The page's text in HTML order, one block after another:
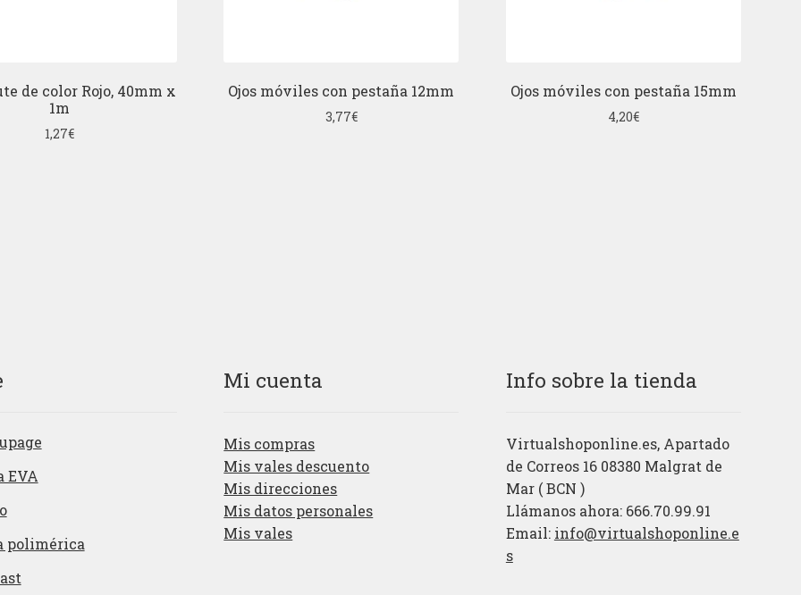
de color Rojo, 40mm x
1m
1,27€
Ojos móviles con pestaña 12mm
3,77€
Ojos móviles con pestaña 15mm
4,20€
EVA
polimérica
Mi cuenta
Mis compras
Mis vales descuento
Mis direcciones
Mis datos personales
Mis vales
Info sobre la tienda
Virtualshoponline.es, Apartado
de Correos 16 08380 Malgrat de
Mar ( BCN )
Llámanos ahora: 666.70.99.91
Email: info@virtualshoponline.e
s